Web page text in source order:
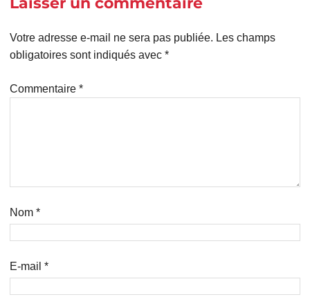
Votre adresse e-mail ne sera pas publiée. Les champs
obligatoires sont indiqués avec *
Commentaire *
Nom *
E-mail *